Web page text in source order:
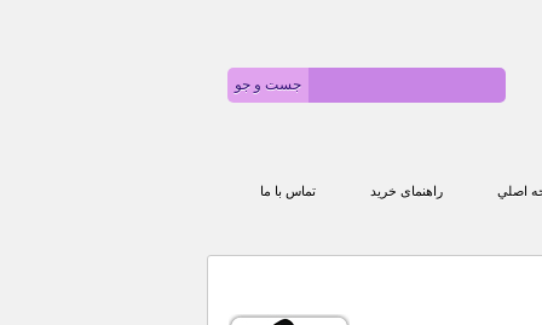
اصلي راهنمای خرید تماس با ما